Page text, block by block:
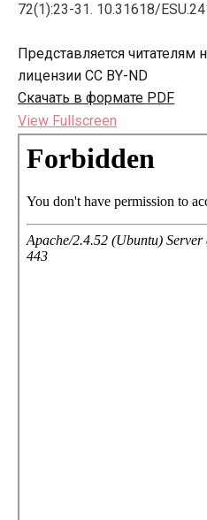
72(1):23-31. 10.31618/
Представляется читателям
лицензии CC BY-ND
Скачать в формате PDF
View Fullscreen
Перейти
содержимому